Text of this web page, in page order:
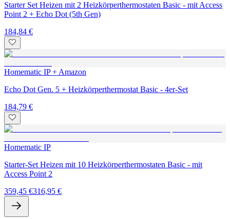
Starter Set Heizen mit 2 Heizkörperthermostaten Basic - mit Access
Point 2 + Echo Dot (5th Gen)
184,84 €
Homematic IP + Amazon
Echo Dot Gen. 5 + Heizkörperthermostat Basic - 4er-Set
184,79 €
Homematic IP
Starter-Set Heizen mit 10 Heizkörperthermostaten Basic - mit
Access Point 2
359,45 €316,95 €